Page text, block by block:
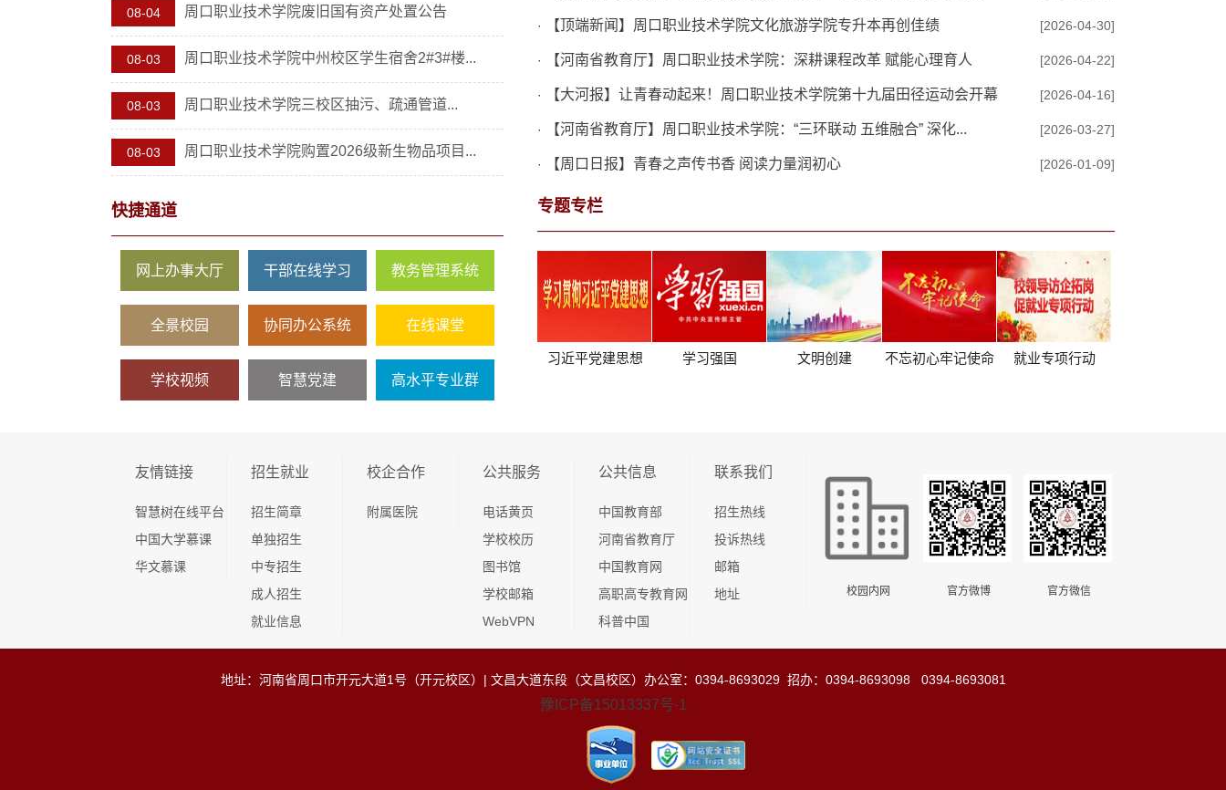
08-04 周口职业技术学院废旧国有资产处置公告
08-03 周口职业技术学院中州校区学生宿舍2#3#楼...
08-03 周口职业​技术学院三校区抽污、疏通管道...
08-03 周口职业技术学院购置2026级新生物品项目...
快捷通道
网上办事大厅 干部在线学习 教务管理系统
全景校园 协同办公系统 在线课堂
学校视频 智慧党建 高水平专业群
[2026-04-30]
· 【顶端新闻】周口职业技术学院文化旅游学院专升本再创佳绩
[2026-04-22]
· 【河南省教育厅】周口职业技术学院：深耕课程改革 赋能心理育人
[2026-04-16]
· 【大河报】让青春动起来！周口职业技术学院第十九届田径运动会开幕
[2026-03-27]
· 【河南省教育厅】周口职业技术学院：“三环联动 五维融合” 深化...
[2026-01-09]
· 【周口日报】青春之声传书香 阅读力量润初心
专题专栏
习近平党建思想 学习强国 文明创建 不忘初心牢记使命 就业专项行动
友情链接
智慧树在线平台
中国大学慕课
华文慕课
招生就业
招生简章
单独招生
中专招生
成人招生
就业信息
校企合作
附属医院
公共服务
电话黄页
学校校历
图书馆
学校邮箱
WebVPN
公共信息
中国教育部
河南省教育厅
中国教育网
高职高专教育网
科普中国
联系我们
招生热线
投诉热线
邮箱
地址
校园内网 官方微博 官方微信
地址：河南省周口市开元大道1号（开元校区）| 文昌大道东段（文昌校区）办公室：0394-8693029 招办：0394-8693098 0394-8693081
豫ICP备15013337号-1